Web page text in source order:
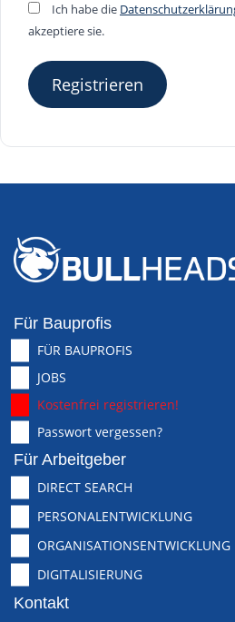
Ich habe die
akzeptiere sie.
Registrieren
Für Bauprofis
FÜR BAUPROFIS
JOBS
Kostenfrei registrieren!
Passwort vergessen?
Für Arbeitgeber
DIRECT SEARCH
PERSONALENTWICKLUNG
ORGANISATIONSENTWICKLUNG
DIGITALISIERUNG
Kontakt